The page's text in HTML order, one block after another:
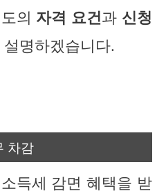
의 자격 요건과 신청
명하겠습니다.
차감
득세 감면 혜택을 받